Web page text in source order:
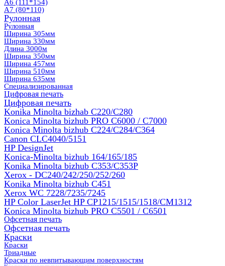
А6 (111*154)
А7 (80*110)
Рулонная
Рулонная
Ширина 305мм
Ширина 330мм
Длина 3000м
Ширина 350мм
Ширина 457мм
Ширина 510мм
Ширина 635мм
Специализированная
Цифровая печать
Цифровая печать
Konika Minolta bizhab C220/C280
Konica Minolta bizhub PRO C6000 / C7000
Konica Minolta bizhub С224/С284/С364
Canon CLC4040/5151
HP DesignJet
Konica-Minolta bizhub 164/165/185
Konika Minolta bizhub C353/C353Р
Xerox - DC240/242/250/252/260
Konika Minolta bizhub C451
Xerox WC 7228/7235/7245
HP Color LaserJet HP CP1215/1515/1518/CM1312
Konica Minolta bizhub PRO С5501 / С6501
Офсетная печать
Офсетная печать
Краски
Краски
Триадные
Краски по невпитывающим поверхностям